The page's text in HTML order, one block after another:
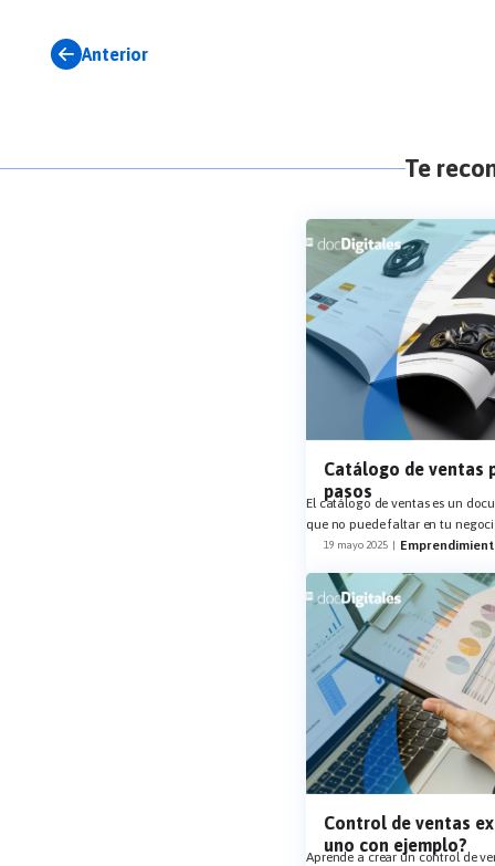
Anterior
Te
Catálogo de ventas
pasos
El catálogo de ventas es un
que no puede faltar en tu
19 mayo 2025 |
Control de ventas
uno con ejemplo?
Aprende a crear un control de